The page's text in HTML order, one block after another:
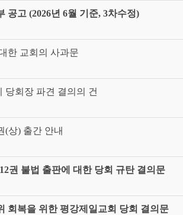
공고 (2026년 6월 기준, 3차수정)
한 교회의 사과문
당회장 파견 결의의 건
(상) 출간 안내
권 불법 출판에 대한 당회 규탄 결의문
회복을 위한 평강제일교회 당회 결의문